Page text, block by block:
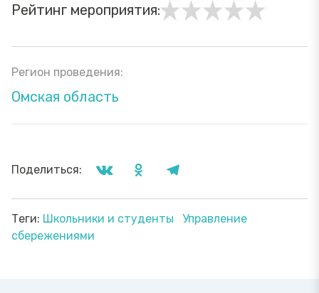
Рейтинг мероприятия:
Регион проведения:
Омская область
Поделиться:
Теги: Школьники и студенты
Управление
сбережениями